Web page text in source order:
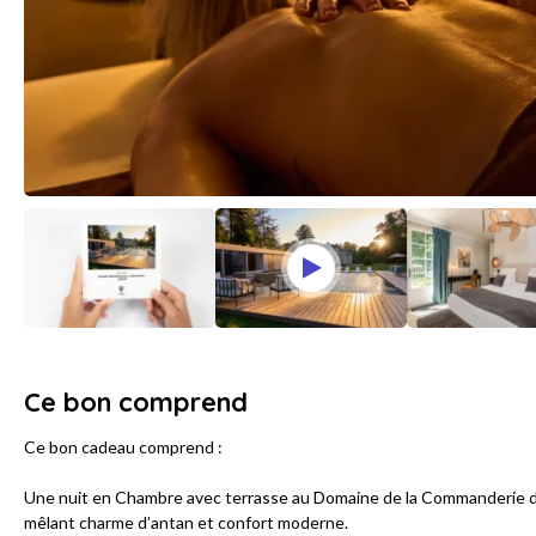
Ce bon comprend
Ce bon cadeau comprend :
Une nuit en Chambre avec terrasse au Domaine de la
mêlant charme d’antan et confort moderne.